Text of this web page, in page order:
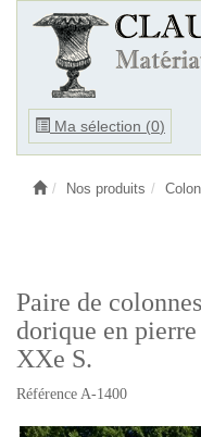
Ma sélection (0)
Ouvrir
le
Nos produits
Paire de
dorique en
XXe S.
Référence A-1400